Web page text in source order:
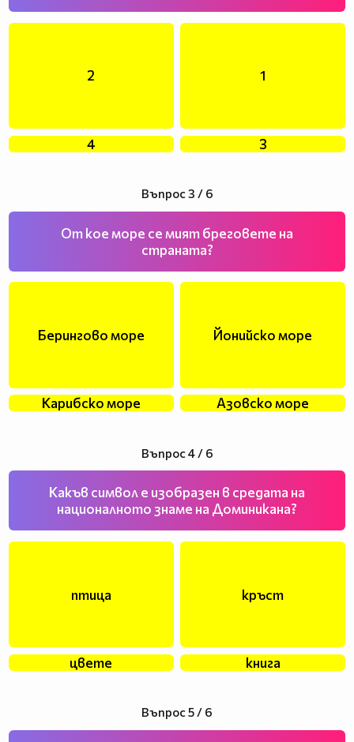
2 1
4 3
Въпрос 3 / 6
От кое море се мият бреговете на
страната?
Берингово море Йонийско море
Карибско море Азовско море
Въпрос 4 / 6
Какъв символ е изобразен в средата на
националното знаме на Доминикана?
птица кръст
цвете книга
Въпрос 5 / 6